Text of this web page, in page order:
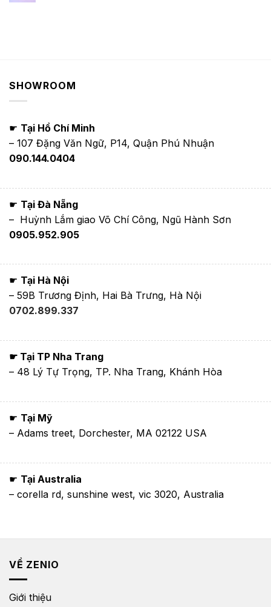
SHOWROOM
☛ Tại Hồ Chí Minh
– 107 Đặng Văn Ngữ, P14, Quận Phú Nhuận
090.144.0404
☛ Tại Đà Nẵng
– Huỳnh Lắm giao Võ Chí Công, Ngũ Hành Sơn
0905.952.905
☛ Tại Hà Nội
– 59B Trương Định, Hai Bà Trưng, Hà Nội
0702.899.337
☛ Tại TP Nha Trang
– 48 Lý Tự Trọng, TP. Nha Trang, Khánh Hòa
☛ Tại Mỹ
– Adams treet, Dorchester, MA 02122 USA
☛ Tại Australia
– corella rd, sunshine west, vic 3020, Australia
VỀ ZENIO
Giới thiệu